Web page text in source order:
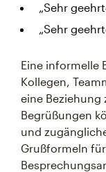
„Sehr
„Sehr
Eine informelle
Kollegen,
eine
Begrüßungen
und
Grußformeln